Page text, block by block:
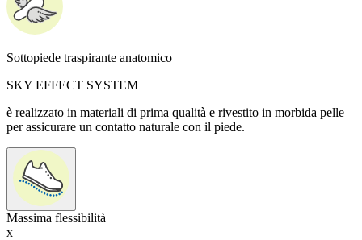
Sottopiede traspirante anatomico
SKY EFFECT SYSTEM
è realizzato in materiali di prima qualità e rivestito in morbida pelle
per assicurare un contatto naturale con il piede.
Massima flessibilità
x